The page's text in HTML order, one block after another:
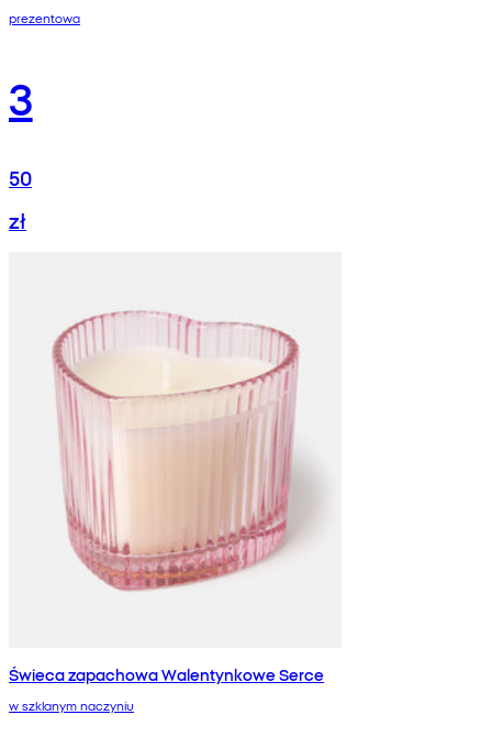
prezentowa
3
50
zł
Świeca zapachowa Walentynkowe Serce
w szklanym naczyniu